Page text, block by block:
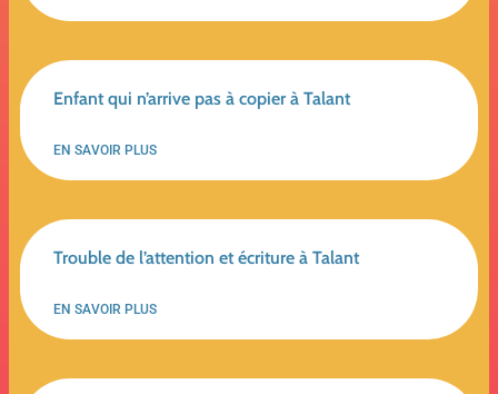
Enfant qui n’arrive pas à copier à Talant
EN SAVOIR PLUS
Trouble de l’attention et écriture à Talant
EN SAVOIR PLUS